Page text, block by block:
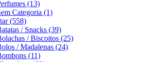
(13)
Categoria (1)
(558)
/ Snacks (39)
/ Biscoitos (25)
/ Madalenas (24)
(11)